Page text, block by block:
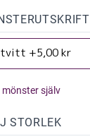
mönster själv
STORLEK